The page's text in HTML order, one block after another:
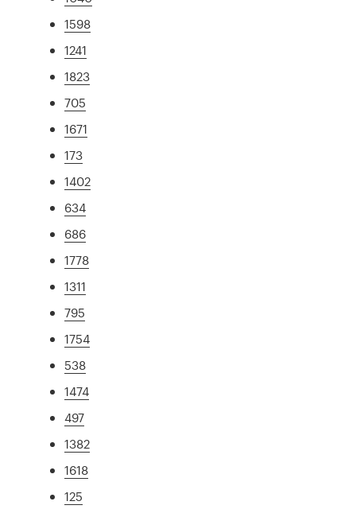
1598
1241
1823
705
1671
173
1402
634
686
1778
1311
795
1754
538
1474
497
1382
1618
125